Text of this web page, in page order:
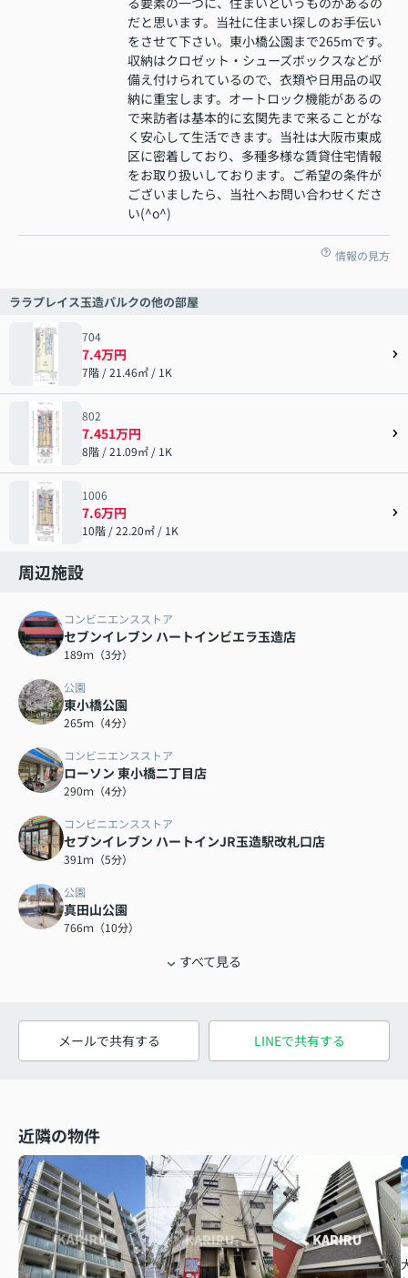
だと思います。当社に住まい探しのお手伝い
をさせて下さい。東小橋公園まで265mです。
収納はクロゼット・シューズボックスなどが
備え付けられているので、衣類や日用品の収
納に重宝します。オートロック機能があるの
で来訪者は基本的に玄関先まで来ることがな
く安心して生活できます。当社は大阪市東成
区に密着しており、多種多様な賃貸住宅情報
をお取り扱いしております。ご希望の条件が
ございましたら、当社へお問い合わせくださ
い(^o^)
情報の見方
ララプレイス玉造パルクの他の部屋
704
7.4万円
7階 / 21.46㎡ / 1K
802
7.451万円
8階 / 21.09㎡ / 1K
1006
7.6万円
10階 / 22.20㎡ / 1K
周辺施設
コンビニエンスストア
セブンイレブン ハートインビエラ玉造店
189ｍ（3分）
公園
東小橋公園
265ｍ（4分）
コンビニエンスストア
ローソン 東小橋二丁目店
290ｍ（4分）
コンビニエンスストア
セブンイレブン ハートインJR玉造駅改札口店
391ｍ（5分）
公園
真田山公園
766ｍ（10分）
すべて見る
メールで共有する LINEで共有する
近隣の物件